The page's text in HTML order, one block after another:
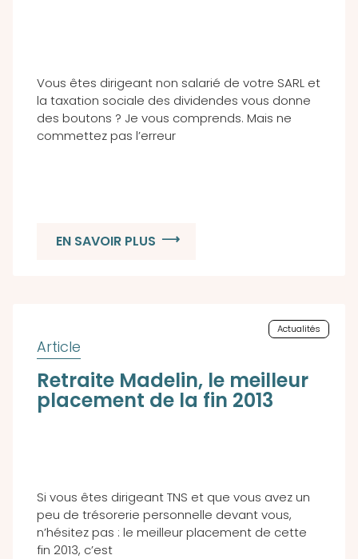
Vous êtes dirigeant non salarié de votre SARL et
la taxation sociale des dividendes vous donne
des boutons ? Je vous comprends. Mais ne
commettez pas l’erreur
EN SAVOIR PLUS
Actualités
Retraite Madelin, le meilleur
placement de la fin 2013
Si vous êtes dirigeant TNS et que vous avez un
peu de trésorerie personnelle devant vous,
n’hésitez pas : le meilleur placement de cette
fin 2013, c’est